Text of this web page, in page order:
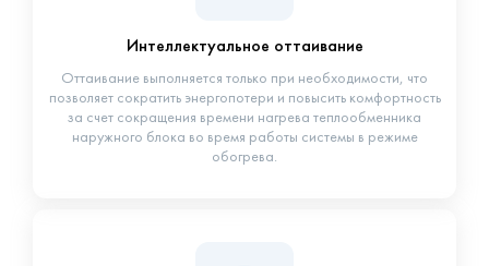
Интеллектуальное оттаивание
Оттаивание выполняется только при необходимости, что
позволяет сократить энергопотери и повысить комфортность
за счет сокращения времени нагрева теплообменника
наружного блока во время работы системы в режиме
обогрева.